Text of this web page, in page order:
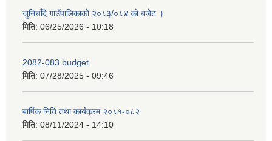
जुनिचाँदे गाउँपालिकाको २०८३/०८४ को बजेट ।
मिति: 06/25/2026 - 10:18
2082-083 budget
मिति: 07/28/2025 - 09:46
बार्षिक निति तथा कार्यक्रम २०८१-०८२
मिति: 08/11/2024 - 14:10